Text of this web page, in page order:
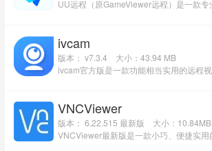
ivcam
版本： v7.3.4
大小：43.94 MB
VNCViewer
版本： 6.22.515 最新版
大小：10.84MB